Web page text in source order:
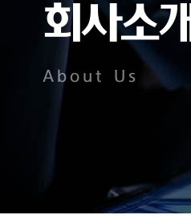
회사소개
About Us